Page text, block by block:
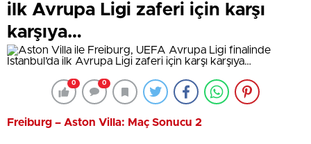
ilk Avrupa Ligi zaferi için karşı
karşıya…
0 0
Freiburg – Aston Villa: Maç Sonucu 2